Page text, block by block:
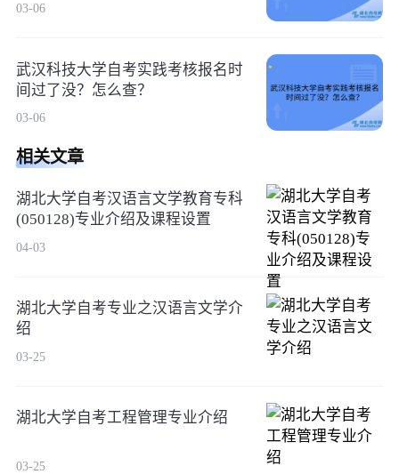
03-06
武汉科技大学自考实践考核报名时
间过了没？怎么查？
03-06
相关文章
湖北大学自考汉语言文学教育专科
(050128)专业介绍及课程设置
04-03
湖北大学自考专业之汉语言文学介
绍
03-25
湖北大学自考工程管理专业介绍
03-25